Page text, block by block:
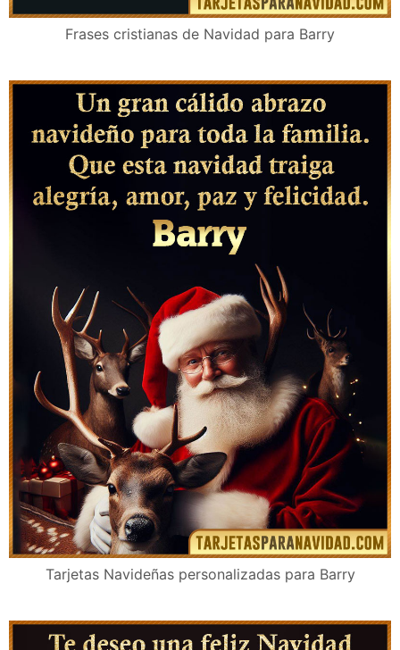
Frases cristianas de Navidad para Barry
Tarjetas Navideñas personalizadas para Barry